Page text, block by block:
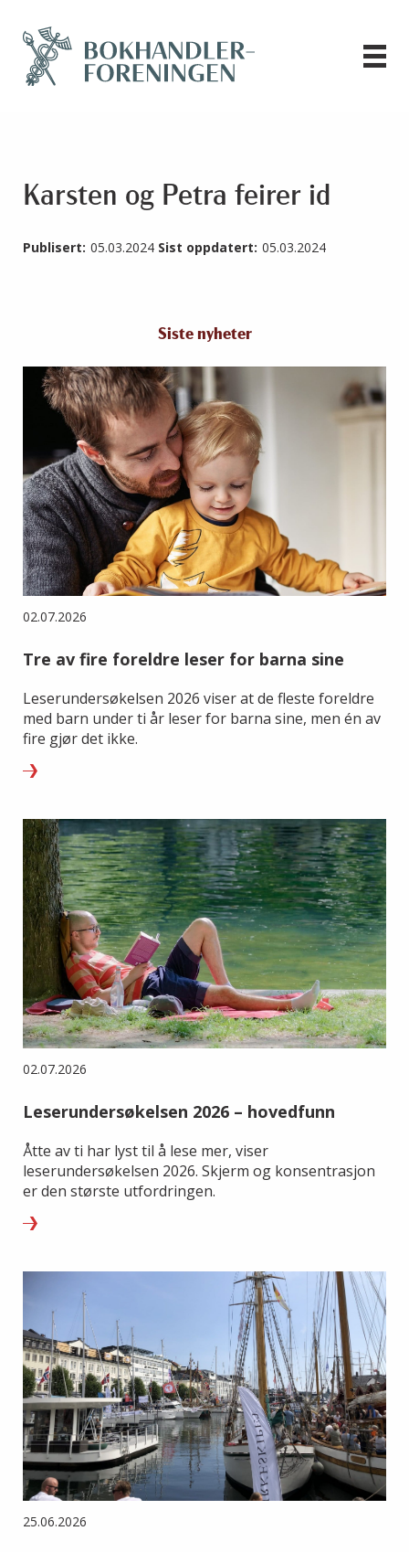
Karsten og Petra feirer id
Publisert: 05.03.2024 Sist oppdatert: 05.03.2024
Siste nyheter
02.07.2026
Tre av fire foreldre leser for barna sine
Leserundersøkelsen 2026 viser at de fleste foreldre
med barn under ti år leser for barna sine, men én av
fire gjør det ikke.
02.07.2026
Leserundersøkelsen 2026 – hovedfunn
Åtte av ti har lyst til å lese mer, viser
leserundersøkelsen 2026. Skjerm og konsentrasjon
er den største utfordringen.
25.06.2026